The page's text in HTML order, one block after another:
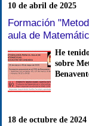
10 de abril de 2025
Formación
aula de
He
sobre
18 de octubre de 2024